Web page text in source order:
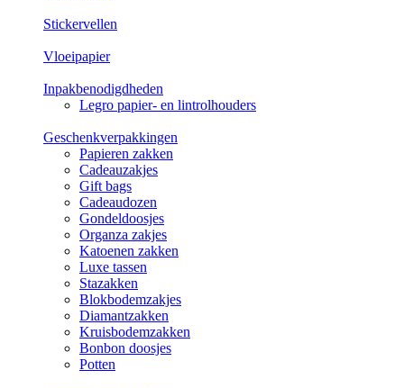
Stickervellen
Vloeipapier
Inpakbenodigdheden
Legro papier- en lintrolhouders
Geschenkverpakkingen
Papieren zakken
Cadeauzakjes
Gift bags
Cadeaudozen
Gondeldoosjes
Organza zakjes
Katoenen zakken
Luxe tassen
Stazakken
Blokbodemzakjes
Diamantzakken
Kruisbodemzakken
Bonbon doosjes
Potten